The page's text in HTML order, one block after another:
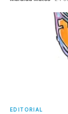
EDITORIAL